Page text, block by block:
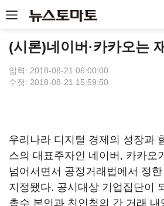
(시론)네이버·카카오는
입력: 2018-08-21 06:00:00
수정: 2018-08-21 15:59:50
우리나라 디지털 경제의 성장과
스의 대표주자인 네이버, 카카오
넘어서면서 공정거래법에서 정
지정됐다. 공시대상 기업집단이
총수 본인과 친인척의 간 거래 내